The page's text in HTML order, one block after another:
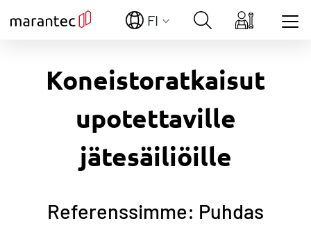
Don't show this message again
FI
Koneistoratkaisut
upotettaville
jätesäiliöille
Referenssimme: Puhdas